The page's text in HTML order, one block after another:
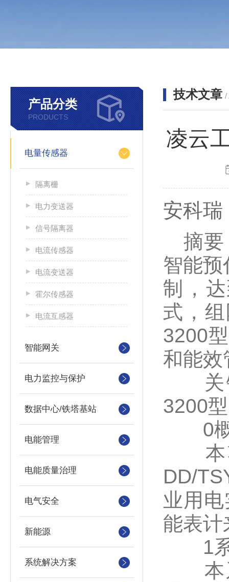
产品分类
PRODUCTS
电量传感器
隔离栅
电力变送器
信号隔离器
电流传感器
电流变送器
霍尔传感器
电流互感器
智能网关
电力监控与保护
数据中心/铁塔基站
电能管理
电能质量治理
电气安全
新能源
系统解决方案
技术文章 /
凌云
安科
摘要
智能
制，
式，
3200
和能效
关键
3200
0概
本项
DD/
业用
能表计
1系
本系